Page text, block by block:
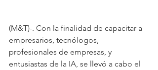
(M&T)-. Con la finalidad de capacitar a
empresarios, tecnólogos,
profesionales de empresas, y
entusiastas de la IA, se llevó a cabo el